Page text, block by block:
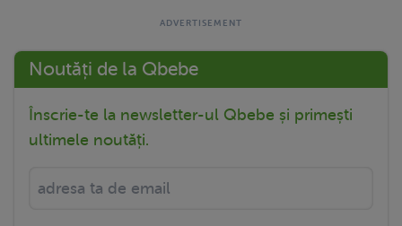
Noutăți de la Qbebe
Înscrie-te la newsletter-ul Qbebe și primești
ultimele noutăți.